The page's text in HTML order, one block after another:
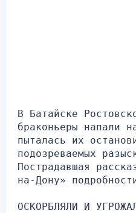
В Батайске
браконьеры напали
пыталась их
подозреваемых
Пострадавшая
на-Дону»
ОСКОРБЛЯЛИ И